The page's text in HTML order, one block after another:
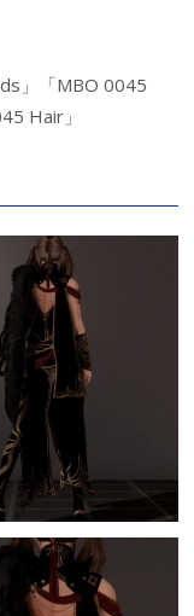
」「MBO 0045
Hair」